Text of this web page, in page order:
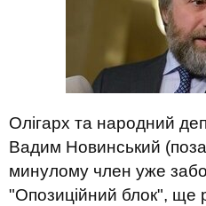
Олігарх та народний
Вадим Новинський
минулому член уже
"Опозиційний блок", ще